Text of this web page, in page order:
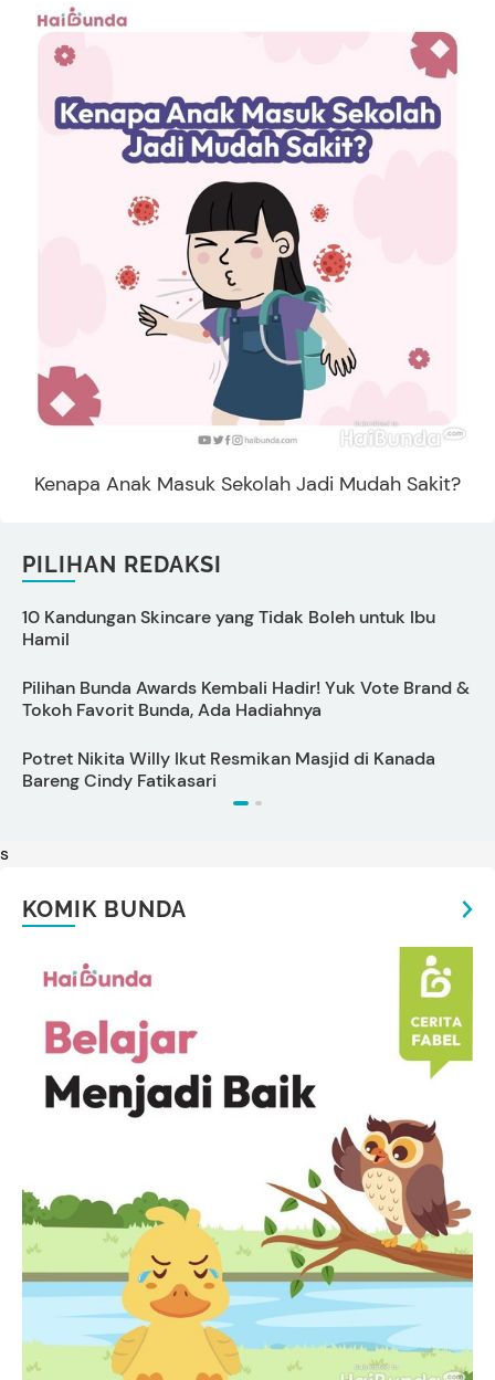
Kenapa Anak Masuk Sekolah Jadi Mudah Sakit?
PILIHAN REDAKSI
10 Kandungan Skincare yang Tidak Boleh untuk Ibu
Hamil
Pilihan Bunda Awards Kembali Hadir! Yuk Vote Brand &
Tokoh Favorit Bunda, Ada Hadiahnya
Potret Nikita Willy Ikut Resmikan Masjid di Kanada
Bareng Cindy Fatikasari
s
KOMIK BUNDA